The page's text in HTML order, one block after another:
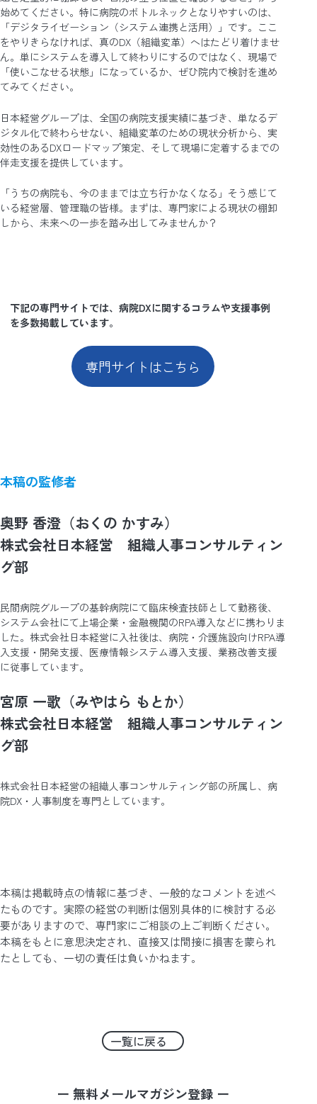
始めてください。特に病院のボトルネックとなりやすいのは、
「デジタライゼーション（システム連携と活用）」です。ここ
をやりきらなければ、真のDX（組織変革）へはたどり着けませ
ん。単にシステムを導入して終わりにするのではなく、現場で
「使いこなせる状態」になっているか、ぜひ院内で検討を進め
てみてください。
日本経営グループは、全国の病院支援実績に基づき、単なるデ
ジタル化で終わらせない、組織変革のための現状分析から、実
効性のあるDXロードマップ策定、そして現場に定着するまでの
伴走支援を提供しています。
「うちの病院も、今のままでは立ち行かなくなる」そう感じて
いる経営層、管理職の皆様。まずは、専門家による現状の棚卸
しから、未来への一歩を踏み出してみませんか？
下記の専門サイトでは、病院DXに関するコラムや支援事例
を多数掲載しています。
専門サイトはこちら
本稿の監修者
奥野 香澄（おくの かすみ）
株式会社日本経営 組織人事コンサルティン
グ部
民間病院グループの基幹病院にて臨床検査技師として勤務後、
システム会社にて上場企業・金融機関のRPA導入などに携わりま
した。株式会社日本経営に入社後は、病院・介護施設向けRPA導
入支援・開発支援、医療情報システム導入支援、業務改善支援
に従事しています。
宮原 一歌（みやはら もとか）
株式会社日本経営 組織人事コンサルティン
グ部
株式会社日本経営の組織人事コンサルティング部の所属し、病
院DX・人事制度を専門としています。
本稿は掲載時点の情報に基づき、一般的なコメントを述べ
たものです。実際の経営の判断は個別具体的に検討する必
要がありますので、専門家にご相談の上ご判断ください。
本稿をもとに意思決定され、直接又は間接に損害を蒙られ
たとしても、一切の責任は負いかねます。
一覧に戻る
ー 無料メールマガジン登録 ー